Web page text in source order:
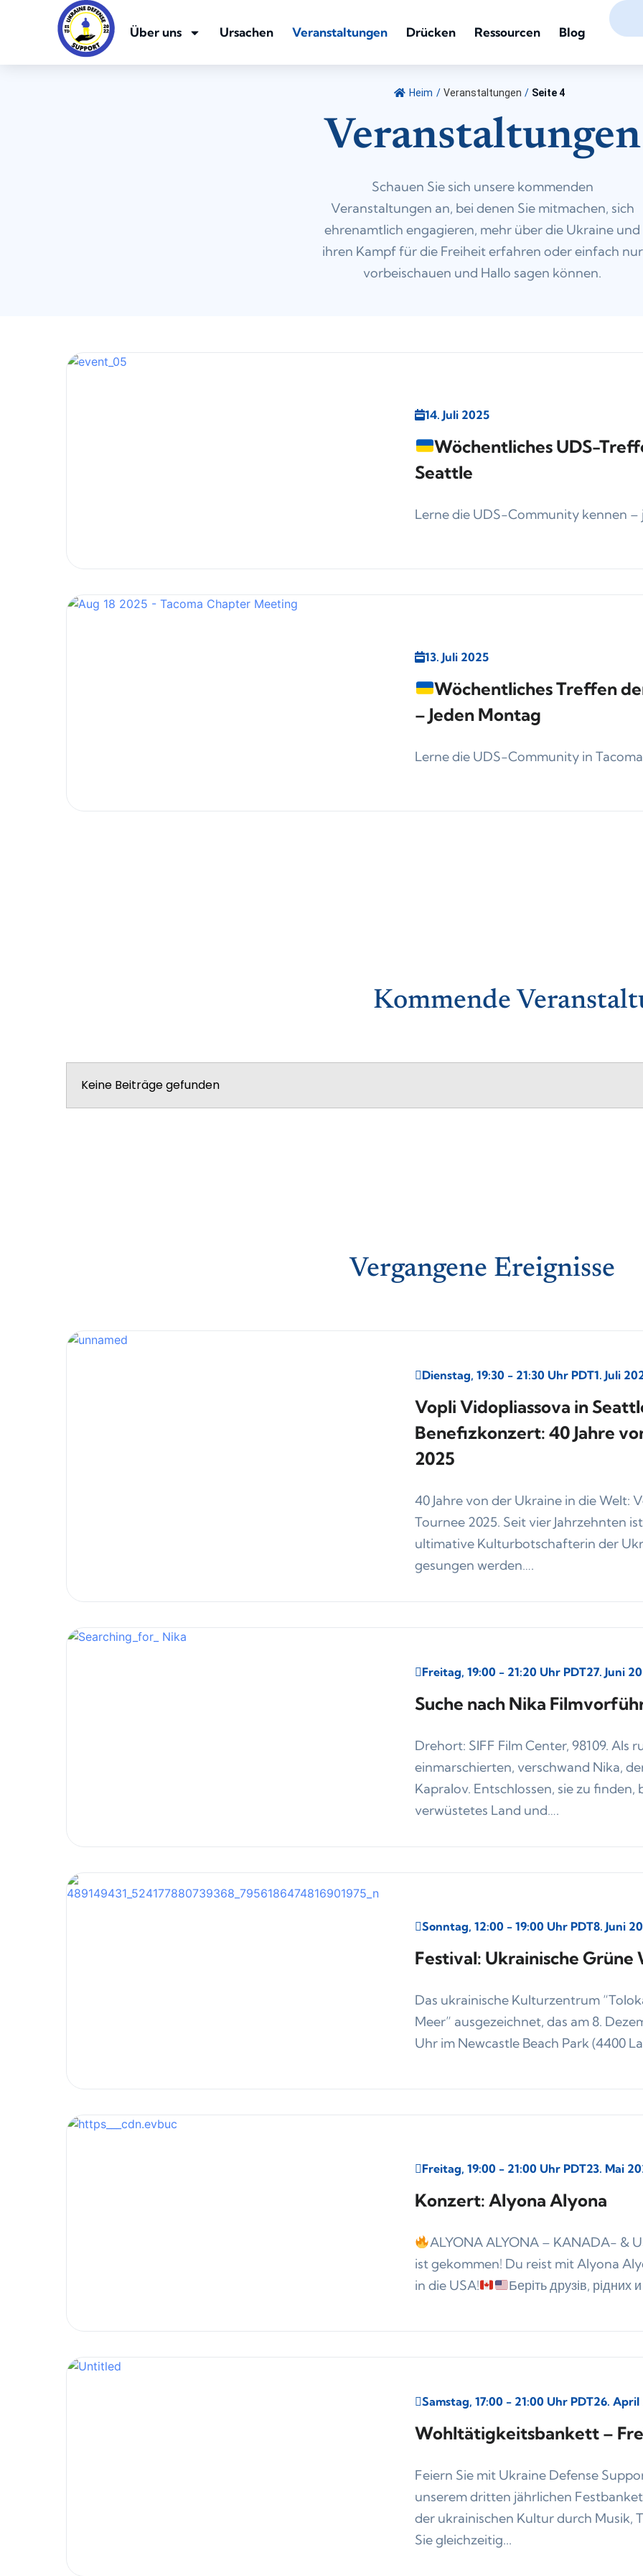
Über uns Ursachen Veranstaltungen Drücken Ressourcen Blog
Heim / Veranstaltungen / Seite 4
Veranstaltungen
Schauen Sie sich unsere kommenden
Veranstaltungen an, bei denen Sie mitmachen, sich
ehrenamtlich engagieren, mehr über die Ukraine und
ihren Kampf für die Freiheit erfahren oder einfach nur
vorbeischauen und Hallo sagen können.
Wöchentliches UDS-
Seattle
14. Juli 2025
Lerne die UDS-Community kennen –
Wöchentliches Treffen
– Jeden Montag
13. Juli 2025
Lerne die UDS-Community in
Kommende
Keine Beiträge gefunden
Vergangene Ereignisse
Vopli Vidopliassova in
Benefizkonzert: 40 Jahre
2025
Dienstag, 19:30 - 21:30 Uhr PDT1. Juli
40 Jahre von der Ukraine in die Welt:
Tournee 2025. Seit vier Jahrzehnten
ultimative Kulturbotschafterin der
gesungen werden….
Suche nach Nika
Freitag, 19:00 - 21:20 Uhr PDT27. Juni
Drehort: SIFF Film Center, 98109. Als
einmarschierten, verschwand Nika,
Kapralov. Entschlossen, sie zu finden,
verwüstetes Land und….
Festival: Ukrainische Grüne
Sonntag, 12:00 - 19:00 Uhr PDT8. Juni
Das ukrainische Kulturzentrum
Meer” ausgezeichnet, das am 8.
Uhr im Newcastle Beach Park (4400
Konzert: Alyona Alyona
Freitag, 19:00 - 21:00 Uhr PDT23. Mai
ALYONA ALYONA – KANADA- &
ist gekommen! Du reist mit Alyona
in die USA!
Беріть друзів, рідних
Wohltätigkeitsbankett –
Samstag, 17:00 - 21:00 Uhr PDT26. April
Feiern Sie mit Ukraine Defense
unserem dritten jährlichen
der ukrainischen Kultur durch Musik,
Sie gleichzeitig...